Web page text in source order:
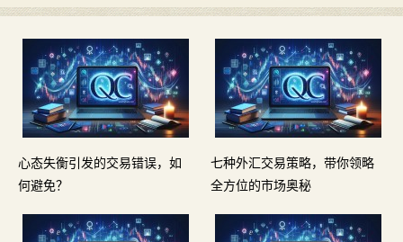
心态失衡引发的交易错误，如
何避免？
七种外汇交易策略，带你领略
全方位的市场奥秘